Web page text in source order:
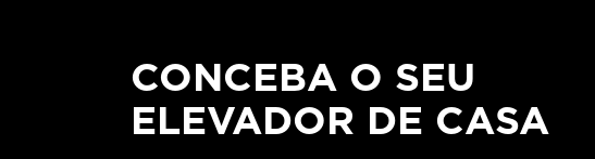
CONCEBA O SEU
ELEVADOR DE CASA